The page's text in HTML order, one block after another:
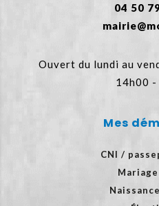
04 50
Ouvert du lundi au
14h00 -
Mes
CNI /